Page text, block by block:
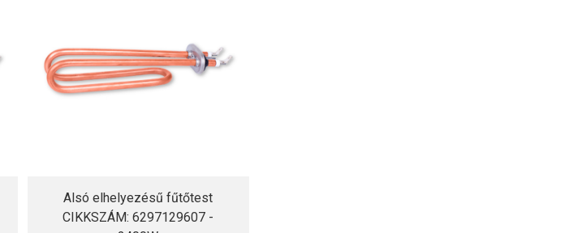
Alsó elhelyezésű fűtőtest
CIKKSZÁM: 6297129607 -